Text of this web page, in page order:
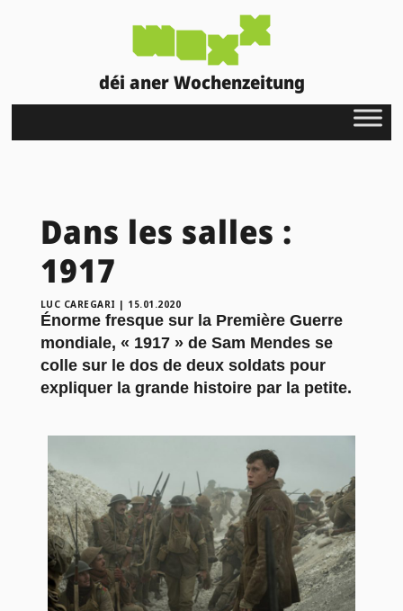
déi aner Wochenzeitung
Dans les salles :
1917
LUC CAREGARI | 15.01.2020
Énorme fresque sur la Première Guerre
mondiale, « 1917 » de Sam Mendes se
colle sur le dos de deux soldats pour
expliquer la grande histoire par la petite.